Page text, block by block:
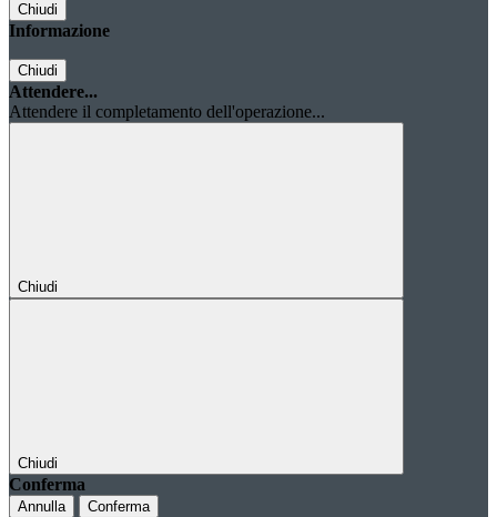
Chiudi
Informazione
Chiudi
Attendere...
Attendere il completamento dell'operazione...
Chiudi
Chiudi
Conferma
Annulla Conferma